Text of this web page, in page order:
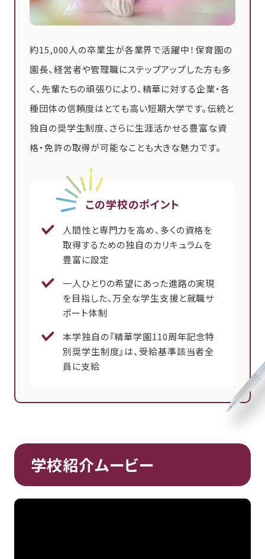
約15,000人の卒業生が各業界で活躍中！保育園の
園長、経営者や管理職にステップアップした方も多
く、先輩たちの頑張りにより、精華に対する企業・各
種団体の信頼度はとても高い短期大学です。伝統と
独自の奨学生制度、さらに生涯活かせる豊富な資
格・免許の取得が可能なことも大きな魅力です。
この学校のポイント
人間性と専門力を高め、多くの資格を
取得するための独自のカリキュラムを
豊富に設定
一人ひとりの希望にあった進路の実現
を目指した、万全な学生支援と就職サ
ポート体制
本学独自の『精華学園110周年記念特
別奨学生制度』は、受給基準該当者全
員に支給
学校紹介ムービー